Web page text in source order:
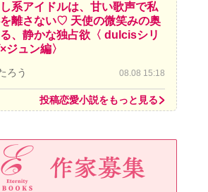
系アイドルは、甘い歌声で私
離さない♡ 天使の微笑みの奥
、静かな独占欲〈 dulcisシリ
ジュン編〉
ろう 08.08 15:18
投稿恋愛小説をもっと見る